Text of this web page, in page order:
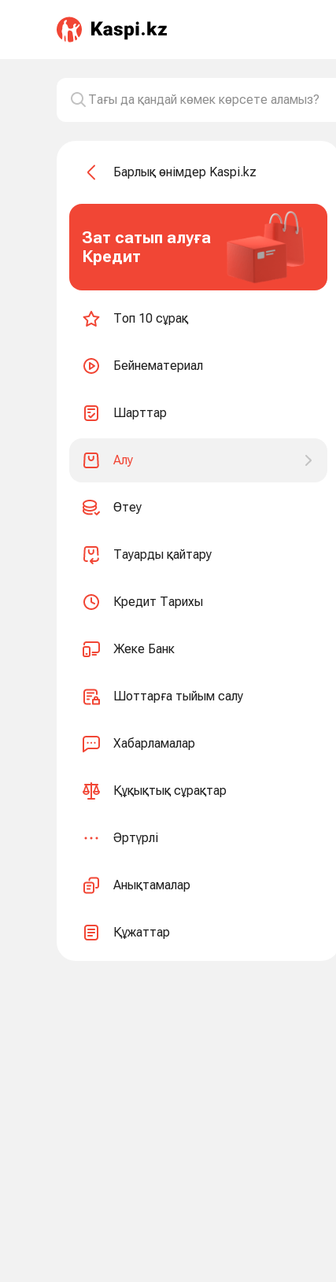
Барлық өнімдер Kaspi.kz
Зат сатып алуға
Кредит
Топ 10 сұрақ
Бейнематериал
Шарттар
Алу
Өтеу
Тауарды қайтару
Кредит Тарихы
Жеке Банк
Шоттарға тыйым салу
Хабарламалар
Құқықтық сұрақтар
Әртүрлі
Анықтамалар
Құжаттар